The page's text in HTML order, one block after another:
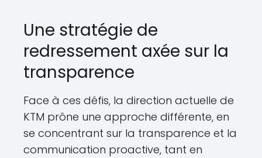
Une stratégie de
redressement axée sur la
transparence
Face à ces défis, la direction actuelle de
KTM prône une approche différente, en
se concentrant sur la transparence et la
communication proactive, tant en